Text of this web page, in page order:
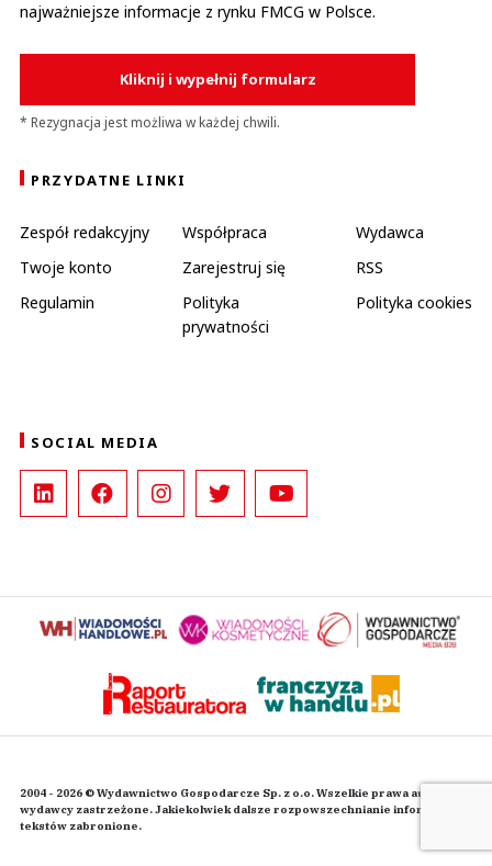
najważniejsze informacje z rynku FMCG w Polsce.
Kliknij i wypełnij formularz
* Rezygnacja jest możliwa w każdej chwili.
PRZYDATNE LINKI
Zespół redakcyjny Współpraca
Wydawca
Twoje konto
Zarejestruj się
RSS
Regulamin
Polityka
prywatności
Polityka cookies
SOCIAL MEDIA
2004 - 2026 © Wydawnictwo Gospodarcze Sp. z o.o. Wszelkie prawa autorskie
wydawcy zastrzeżone. Jakiekolwiek dalsze rozpowszechnianie informacji i
tekstów zabronione.